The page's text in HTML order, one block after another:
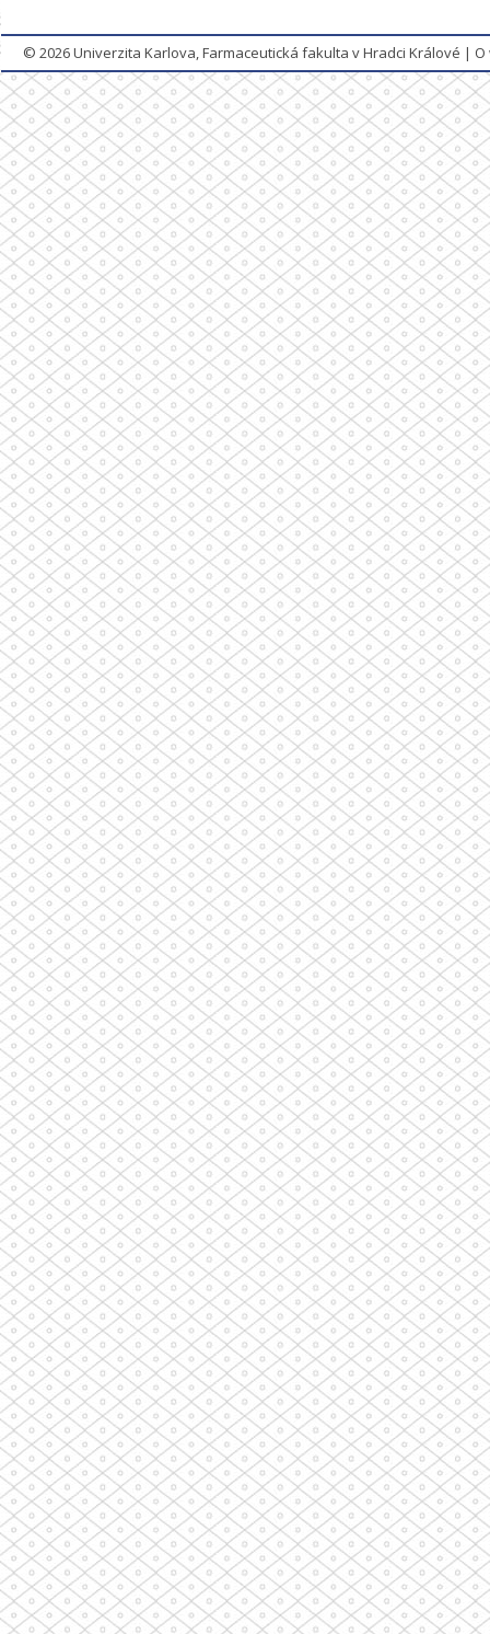
© 2026Univerzita Karlova, Farmaceutická fakulta v Hradci Králové |